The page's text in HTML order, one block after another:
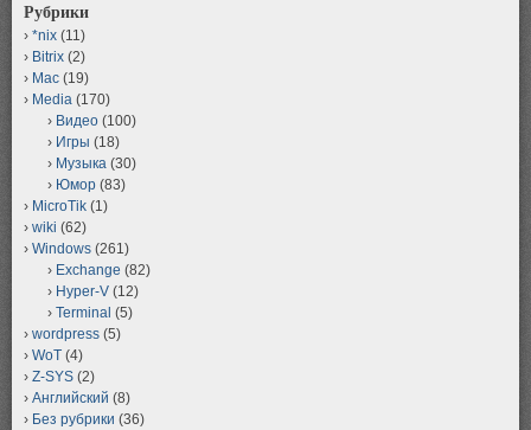
Рубрики
*nix (11)
Bitrix (2)
Mac (19)
Media (170)
Видео (100)
Игры (18)
Музыка (30)
Юмор (83)
MicroTik (1)
wiki (62)
Windows (261)
Exchange (82)
Hyper-V (12)
Terminal (5)
wordpress (5)
WoT (4)
Z-SYS (2)
Английский (8)
Без рубрики (36)